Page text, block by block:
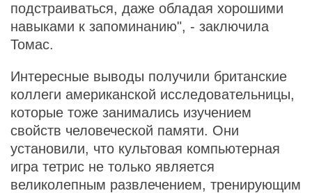
подстраиваться, даже обладая хорошими
навыками к запоминанию", - заключила
Томас.
Интересные выводы получили британские
коллеги американской исследовательницы,
которые тоже занимались изучением
свойств человеческой памяти. Они
установили, что культовая компьютерная
игра тетрис не только является
великолепным развлечением, тренирующим